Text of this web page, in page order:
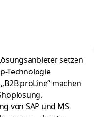
setzen
Technologie
proLine“ machen
von SAP und MS